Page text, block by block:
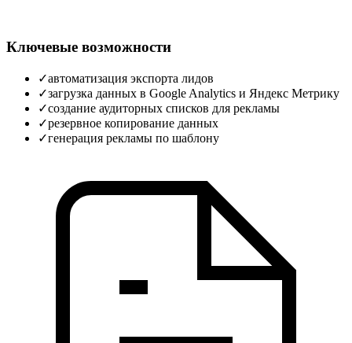
Ключевые возможности
✓автоматизация экспорта лидов
✓загрузка данных в Google Analytics и Яндекс Метрику
✓создание аудиторных списков для рекламы
✓резервное копирование данных
✓генерация рекламы по шаблону